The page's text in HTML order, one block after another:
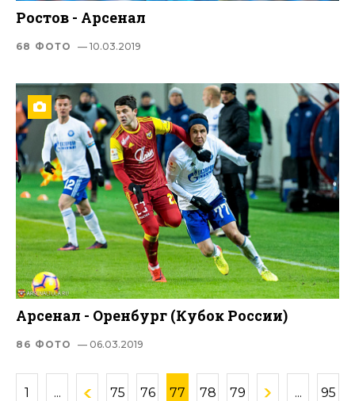
Ростов - Арсенал
68 ФОТО — 10.03.2019
Арсенал - Оренбург (Кубок России)
86 ФОТО — 06.03.2019
1 ... 75 76 77 78 79 ... 95